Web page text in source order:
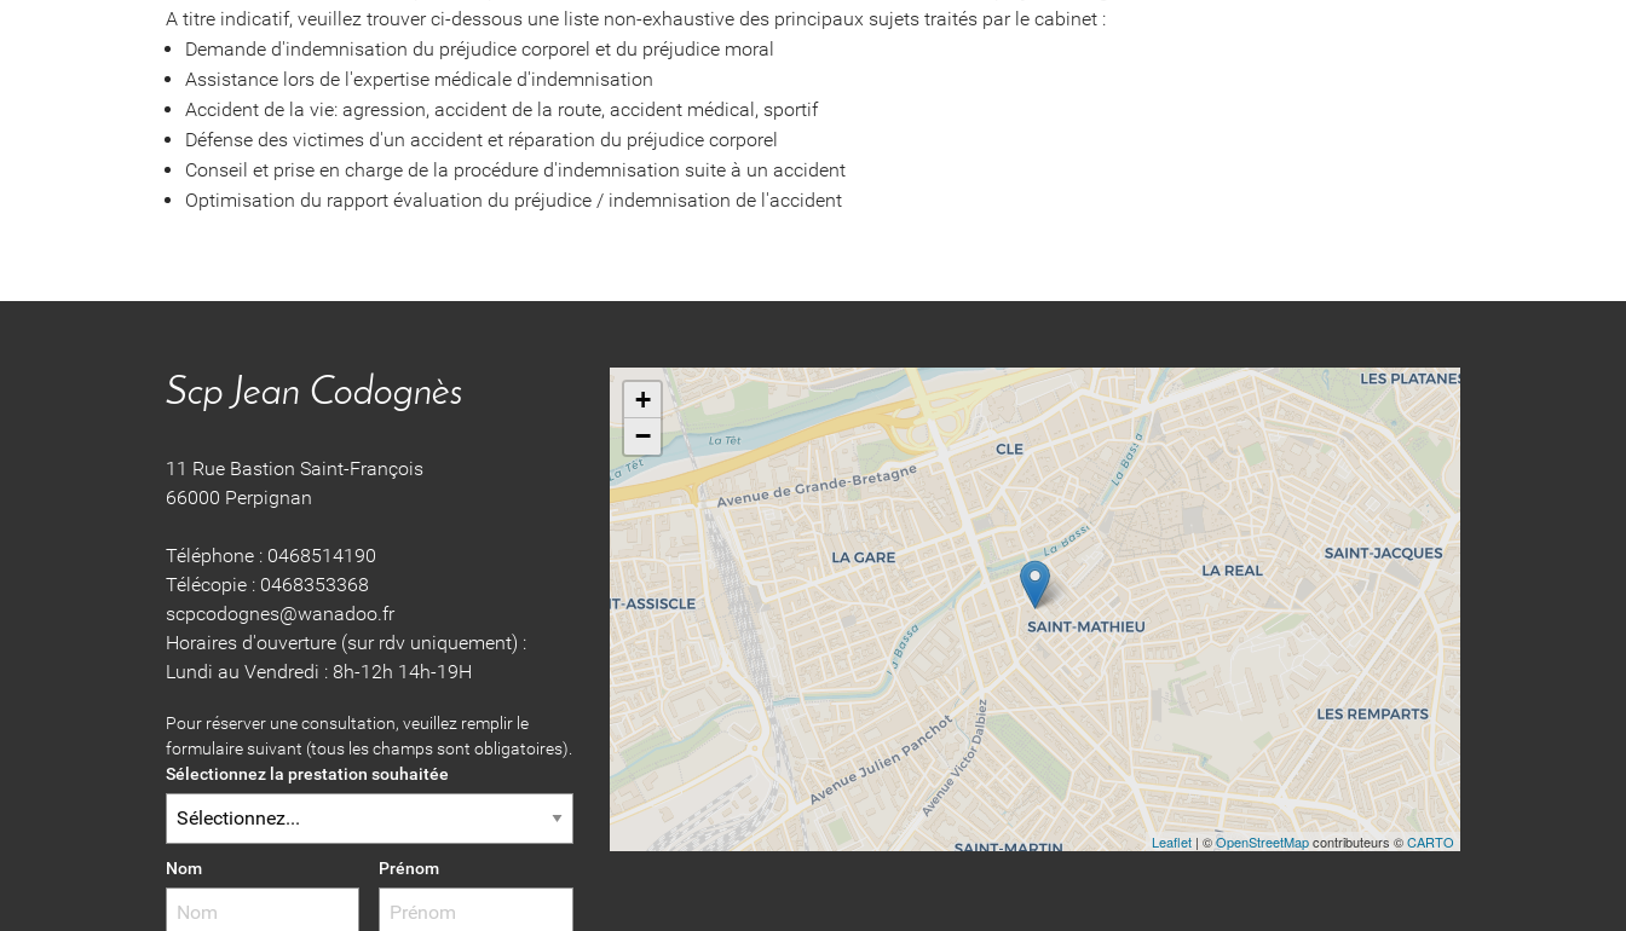
A titre indicatif, veuillez trouver ci-dessous une liste non-exhaustive des principaux sujets traités par le cabinet :
Demande d'indemnisation du préjudice corporel et du préjudice moral
Assistance lors de l'expertise médicale d'indemnisation
Accident de la vie: agression, accident de la route, accident médical, sportif
Défense des victimes d'un accident et réparation du préjudice corporel
Conseil et prise en charge de la procédure d'indemnisation suite à un accident
Optimisation du rapport évaluation du préjudice / indemnisation de l'accident
Scp Jean Codognès
11 Rue Bastion Saint-François
66000 Perpignan
Téléphone : 0468514190
Télécopie : 0468353368
scpcodognes@wanadoo.fr
Horaires d'ouverture (sur rdv uniquement) :
Lundi au Vendredi : 8h-12h 14h-19H
Pour réserver une consultation, veuillez remplir le
formulaire suivant (tous les champs sont obligatoires).
Sélectionnez la prestation souhaitée
Nom Prénom
+
−
Leaflet| ©OpenStreetMapcontributeurs ©CARTO